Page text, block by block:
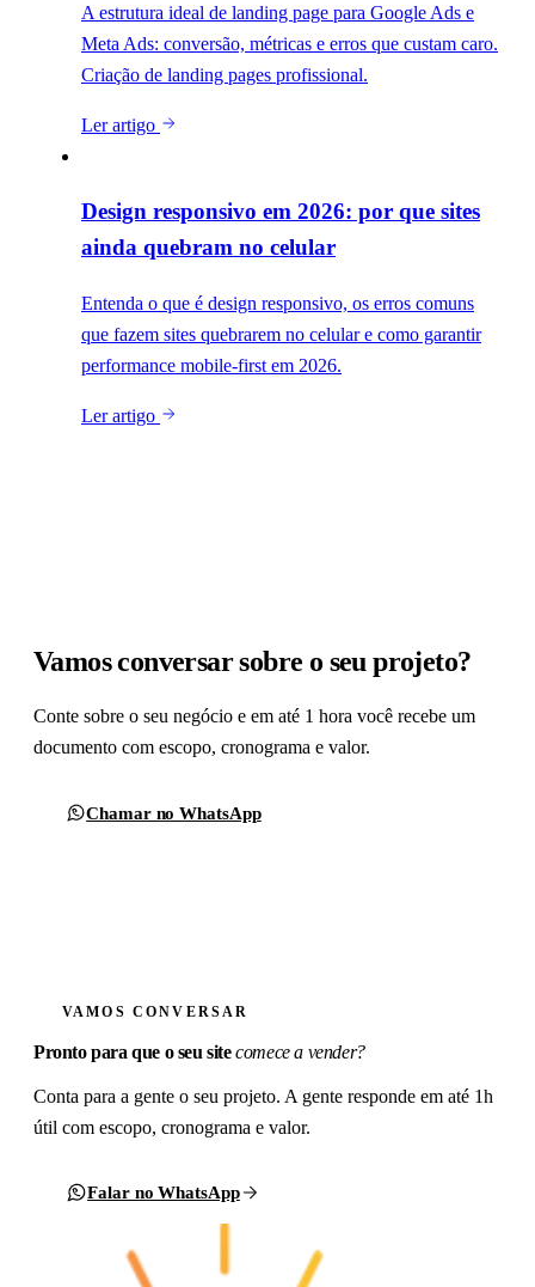
A estrutura ideal de landing page para Google Ads e
Meta Ads: conversão, métricas e erros que custam caro.
Criação de landing pages profissional.
Ler artigo
Design responsivo em 2026: por que sites
ainda quebram no celular
Entenda o que é design responsivo, os erros comuns
que fazem sites quebrarem no celular e como garantir
performance mobile-first em 2026.
Ler artigo
Vamos conversar sobre o seu projeto?
Conte sobre o seu negócio e em até 1 hora você recebe um
documento com escopo, cronograma e valor.
Chamar no WhatsApp
VAMOS CONVERSAR
Pronto para que o seu sitecomece a vender?
Conta para a gente o seu projeto. A gente responde em até 1h
útil com escopo, cronograma e valor.
Falar no WhatsApp